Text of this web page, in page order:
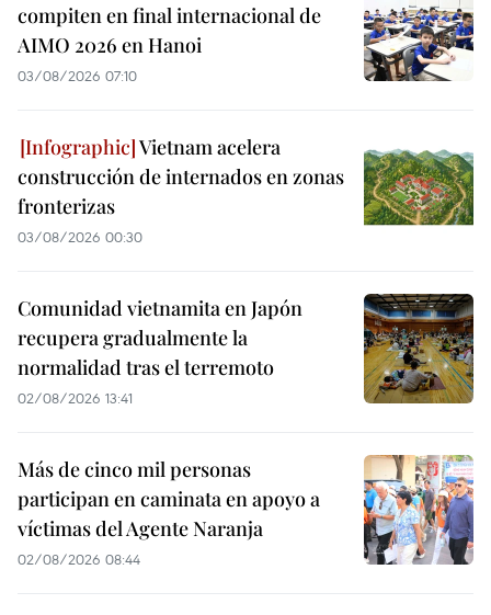
compiten en final internacional de
AIMO 2026 en Hanoi
03/08/2026 07:10
Vietnam acelera
construcción de internados en zonas
fronterizas
03/08/2026 00:30
Comunidad vietnamita en Japón
recupera gradualmente la
normalidad tras el terremoto
02/08/2026 13:41
Más de cinco mil personas
participan en caminata en apoyo a
víctimas del Agente Naranja
02/08/2026 08:44